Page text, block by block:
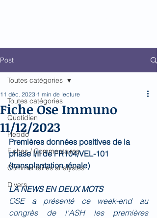
Post
Toutes catégories
Quotidien
Hebdo
Fiches / Commentaires
Commentaires analystes
Divers
Toutes catégories
Fiche Ose Immuno
11/12/2023
11 déc. 2023 1 min de lecture
Premières données positives de la
phase I/II de FR104/VEL-101
(transplantation rénale)
LA NEWS EN DEUX MOTS
OSE a présenté ce week-end au
congrès de l’ASH les premières